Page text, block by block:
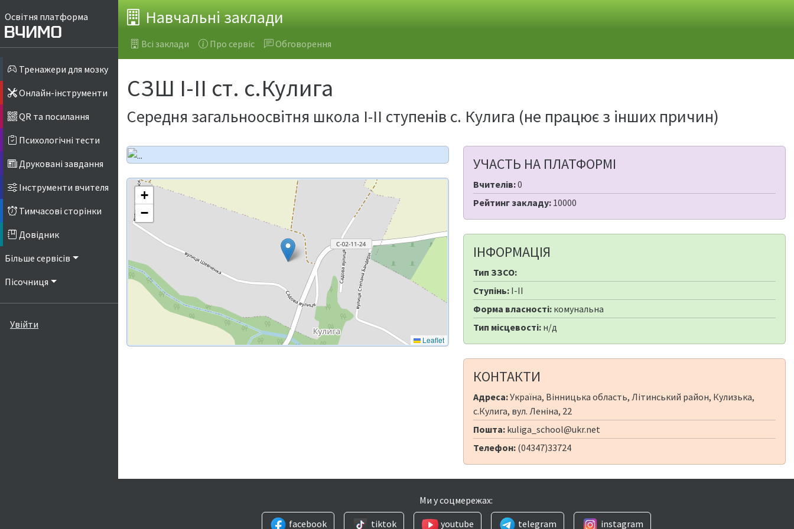
Освітня платформа
Тренажери для мозку
Онлайн-інструменти
QR та посилання
Психологічні тести
Друковані завдання
Інструменти вчителя
Тимчасові сторінки
Довідник
Більше сервісів
Пісочниця
Увійти
Навчальні заклади
Всі заклади Про сервіс Обговорення
СЗШ І-ІІ ст. с.Кулига
Середня загальноосвітня школа І-ІІ ступенів с. Кулига (не працює з інших причин)
+
−
Leaflet
УЧАСТЬ НА ПЛАТФОРМІ
Вчителів:0
Рейтинг закладу: 10000
ІНФОРМАЦІЯ
Тип ЗЗСО:
Ступінь: I-II
Форма власності: комунальна
Тип місцевості: н/д
КОНТАКТИ
Адреса:Україна, Вінницька область, Літинський район, Кулизька,
с.Кулига, вул. Леніна, 22
Пошта: kuliga_school@ukr.net
Телефон: (04347)33724
Ми у соцмережах:
facebook
tiktok youtube telegram instagram